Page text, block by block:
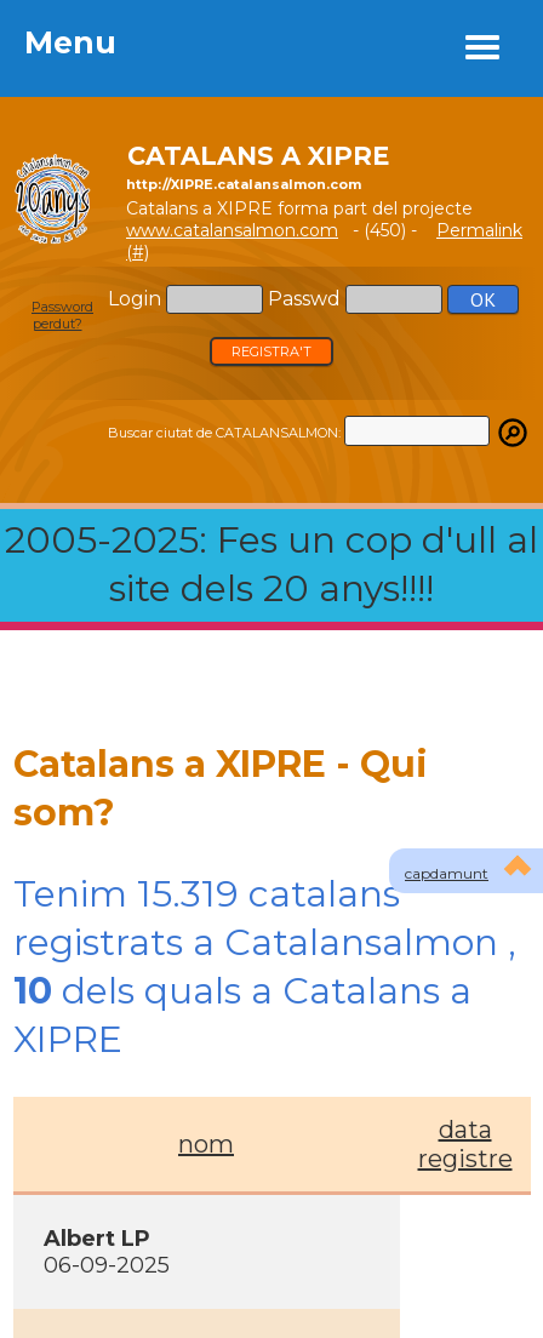
Menu
CATALANS A XIPRE
http://XIPRE.catalansalmon.com
Catalans a XIPRE forma part del projecte
www.catalansalmon.com - (450) - Permalink
(#)
Login Passwd
Password
perdut?
REGISTRA'T
Buscar ciutat de CATALANSALMON:
2005-2025: Fes un cop d'ull al
site dels 20 anys!!!!
Menu
capdamunt
Catalans a XIPRE - Qui
som?
Tenim 15.319 catalans
registrats a Catalansalmon ,
10 dels quals a Catalans a
XIPRE
nom
data
registre
Albert LP
06-09-2025